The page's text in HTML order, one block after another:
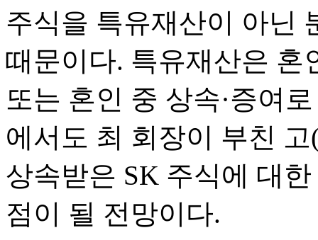
주식을 특유재산이 아닌
때문이다. 특유재산은 혼
또는 혼인 중 상속·증여
에서도 최 회장이 부친
상속받은 SK 주식에 대
점이 될 전망이다.